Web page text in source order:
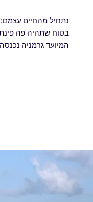
נתחיל מהחיים עצמם;
המיועד גרמניה